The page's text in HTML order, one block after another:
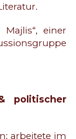
einer
politischer
arbeitete im